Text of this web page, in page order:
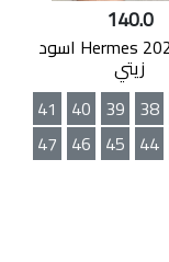
140.0
سليبر Hermes 2026 اسود
زيتي
38
39
40
41
44
45
46
47